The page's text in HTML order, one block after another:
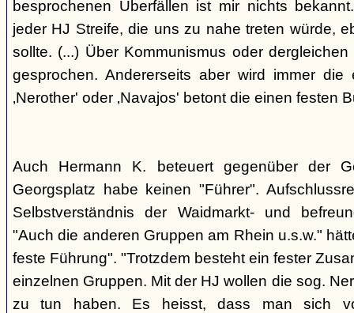
besprochenen Überfällen ist mir nichts
jeder HJ Streife, die uns zu nahe treten würde,
sollte. (...) Über Kommunismus oder
gesprochen. Andererseits aber wird immer die
‚Nerother' oder ‚Navajos' betont die einen festen
Auch Hermann K. beteuert gegenüber der
Georgsplatz habe keinen "Führer".
Selbstverständnis der Waidmarkt- und
"Auch die anderen Gruppen am Rhein u.s.w."
feste Führung". "Trotzdem besteht ein fester
einzelnen Gruppen. Mit der HJ wollen die sog.
zu tun haben. Es heisst, dass man sich